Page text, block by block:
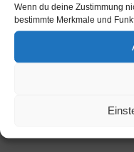
Wenn du deine Zustimmung
bestimmte Merkmale und
Lassen Sie Ihre Kinder in
eintauchen! Unsere
sind nicht nur funktional,
Bedürfnisse und